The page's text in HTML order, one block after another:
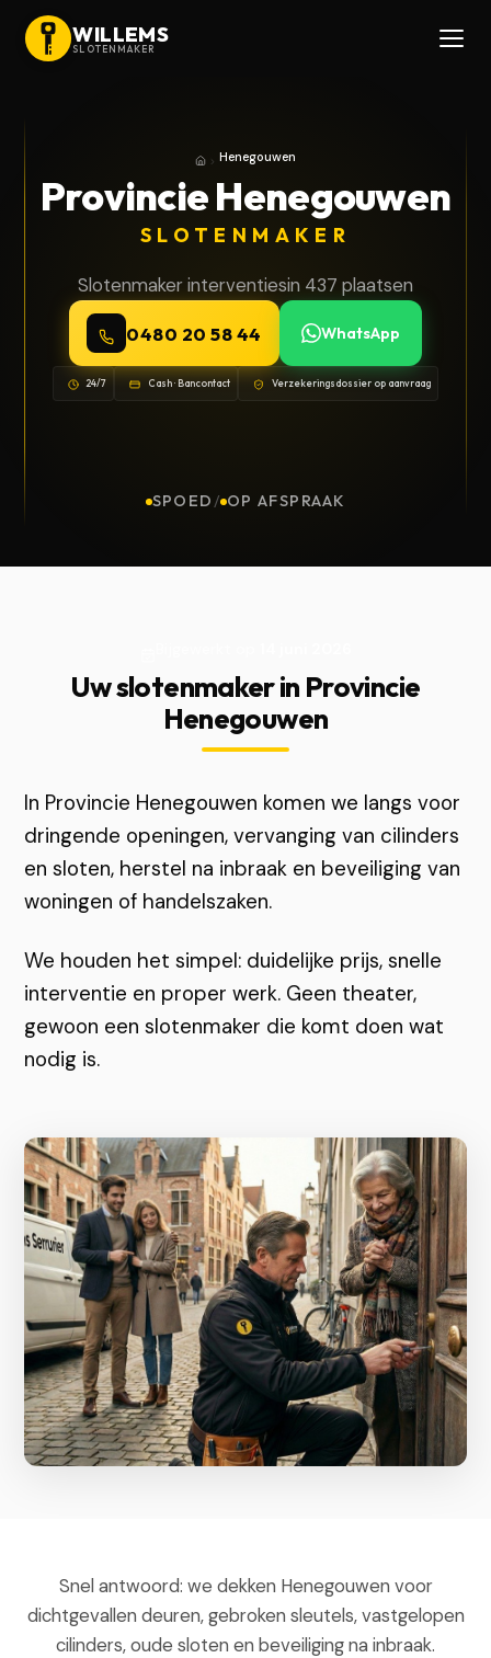
WILLEMS
SLOTENMAKER
Home
Henegouwen
Provincie Henegouwen
SLOTENMAKER
Slotenmaker interventiesin 437 plaatsen
0480 20 58 44 WhatsApp
24/7 Cash · Bancontact Verzekeringsdossier op aanvraag
SPOED / OP AFSPRAAK
Uw slotenmaker in Provincie
Henegouwen
In Provincie Henegouwen komen we langs voor
dringende openingen, vervanging van cilinders
en sloten, herstel na inbraak en beveiliging van
woningen of handelszaken.
We houden het simpel: duidelijke prijs, snelle
interventie en proper werk. Geen theater,
gewoon een slotenmaker die komt doen wat
nodig is.
Snel antwoord: we dekken Henegouwen voor
dichtgevallen deuren, gebroken sleutels, vastgelopen
cilinders, oude sloten en beveiliging na inbraak.